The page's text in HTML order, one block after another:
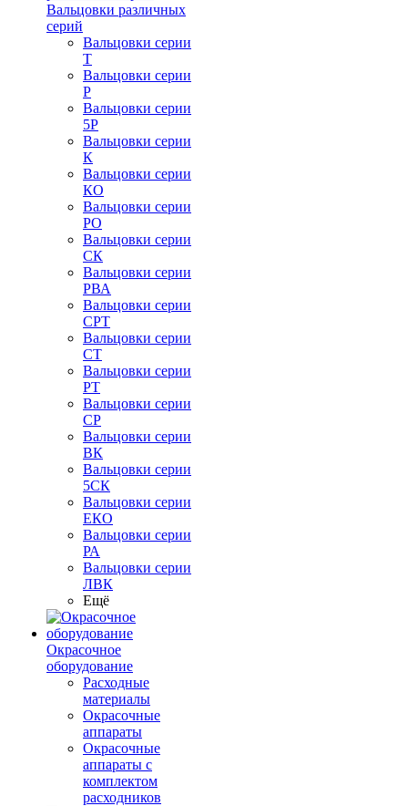
Вальцовки различных
серий
Вальцовки серии
Т
Вальцовки серии
Р
Вальцовки серии
5Р
Вальцовки серии
К
Вальцовки серии
КО
Вальцовки серии
РО
Вальцовки серии
СК
Вальцовки серии
РВА
Вальцовки серии
СРТ
Вальцовки серии
СТ
Вальцовки серии
РТ
Вальцовки серии
СР
Вальцовки серии
ВК
Вальцовки серии
5СК
Вальцовки серии
ЕКО
Вальцовки серии
РА
Вальцовки серии
ЛВК
Ещё
Окрасочное
оборудование
Расходные
материалы
Окрасочные
аппараты
Окрасочные
аппараты с
комплектом
расходников